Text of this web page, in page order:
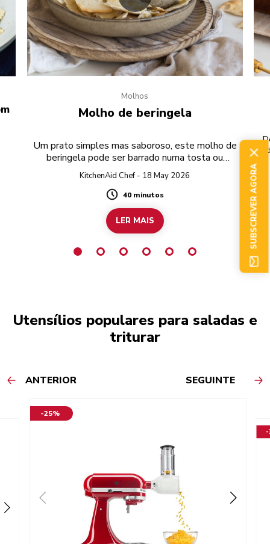
Molhos
Molho de beringela
Um prato simples mas saboroso, este molho de
beringela pode ser barrado numa tosta ou
servido numa festa.
KitchenAid Chef - 18 May 2026
Duration
40 minutos
LER MAIS
Utensílios populares para saladas e
triturar
ANTERIOR SEGUINTE
-25%
-
SUBSCREVER AGORA